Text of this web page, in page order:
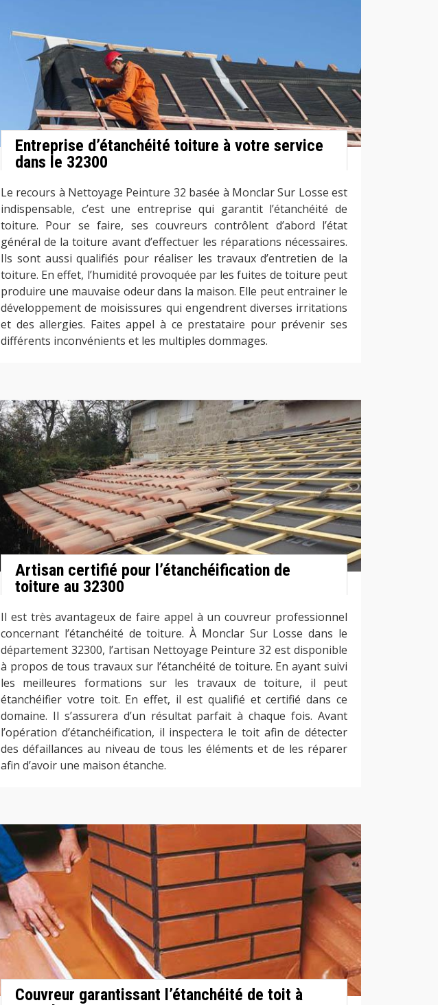
Entreprise d’étanchéité toiture à votre service
dans le 32300
Le recours à Nettoyage Peinture 32 basée à Monclar Sur Losse est
indispensable, c’est une entreprise qui garantit l’étanchéité de
toiture. Pour se faire, ses couvreurs contrôlent d’abord l’état
général de la toiture avant d’effectuer les réparations nécessaires.
Ils sont aussi qualifiés pour réaliser les travaux d’entretien de la
toiture. En effet, l’humidité provoquée par les fuites de toiture peut
produire une mauvaise odeur dans la maison. Elle peut entrainer le
développement de moisissures qui engendrent diverses irritations
et des allergies. Faites appel à ce prestataire pour prévenir ses
différents inconvénients et les multiples dommages.
Artisan certifié pour l’étanchéification de
toiture au 32300
Il est très avantageux de faire appel à un couvreur professionnel
concernant l’étanchéité de toiture. À Monclar Sur Losse dans le
département 32300, l’artisan Nettoyage Peinture 32 est disponible
à propos de tous travaux sur l’étanchéité de toiture. En ayant suivi
les meilleures formations sur les travaux de toiture, il peut
étanchéifier votre toit. En effet, il est qualifié et certifié dans ce
domaine. Il s’assurera d’un résultat parfait à chaque fois. Avant
l’opération d’étanchéification, il inspectera le toit afin de détecter
des défaillances au niveau de tous les éléments et de les réparer
afin d’avoir une maison étanche.
Couvreur garantissant l’étanchéité de toit à